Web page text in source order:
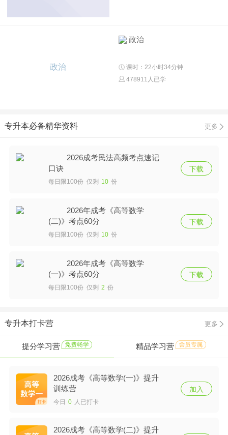
政治
政治
课时：22小时34分钟
478911人已学
专升本必备精华资料 更多
2026成考民法高频考点速记
口诀
每日限100份 仅剩 10 份
下载
2026年成考《高等数学
(二)》考点60分
每日限100份 仅剩 10 份
下载
2026年成考《高等数学
(一)》考点60分
每日限100份 仅剩 2 份
下载
专升本打卡营 更多
提分学习营 精品学习营
2026成考《高等数学(一)》提升
训练营
今日 0 人已打卡
加入
2026成考《高等数学(二)》提升